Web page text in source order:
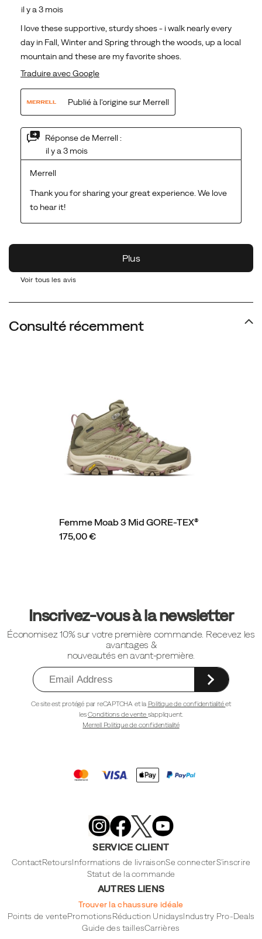
Voir tous les avis
Consulté récemment
Femme Moab 3 Mid GORE-TEX®
175,00 €
pied
Inscrivez-vous à la newsletter
Économisez 10% sur votre première commande. Recevez les
avantages &
nouveautés en avant-première.
Ce site est protégé par reCAPTCHA et la Politique de confidentialitéet
lesConditions de vente s'appliquent.
Merrell Politique de confidentialité
Footwear
on
Merrell
Footwear
on
Merrell
Footwear
on
X
Footwear
SERVICE CLIENT
ContactRetoursInformations de livraisonSe connecterS'inscrire
Statut de la commande
AUTRES LIENS
Trouver la chaussure idéale
Points de ventePromotionsRéduction UnidaysIndustry Pro-Deals
Guide des taillesCarrières